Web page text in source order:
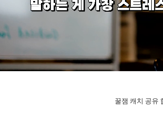
꿀잼 캐치 공유